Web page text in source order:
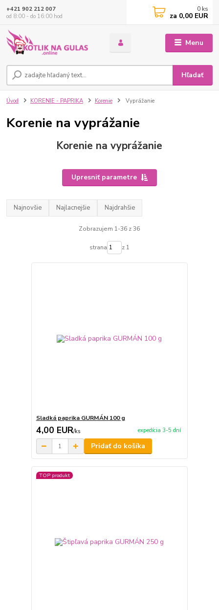
Menu
Hľadať
+421 902 212 007
od 8:00 - do 16:00 hod
0 ks
za 0,00 EUR
Úvod KORENIE - PAPRIKA Korenie Vyprážanie
Korenie na vyprážanie
Korenie na vyprážanie
Upresniť parametre
Najnovšie Najlacnejšie Najdrahšie
Zobrazujem 1-36 z 36
strana z 1
Sladká paprika GURMÁN 100 g
4,00 EUR/ks expedícia 3-5 dní
Pridať do košíka
TOP produkt